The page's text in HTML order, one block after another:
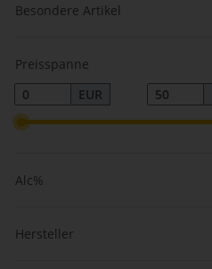
Besondere Artikel
Preisspanne
EUR
Alc%
Hersteller